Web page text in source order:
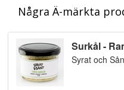
Några Ä-märkta